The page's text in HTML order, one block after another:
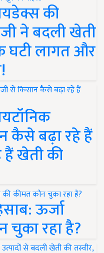
की
ने बदली खेती
घटी लागत और
कैसे बढ़ा रहे हैं
हैं खेती की
ऊर्जा
चुका रहा है?